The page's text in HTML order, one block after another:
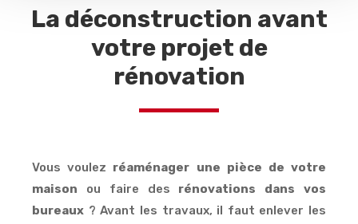
La déconstruction avant
votre projet de
rénovation
Vous voulez réaménager une pièce de votre
maison ou faire des rénovations dans vos
bureaux ? Avant les travaux, il faut enlever les